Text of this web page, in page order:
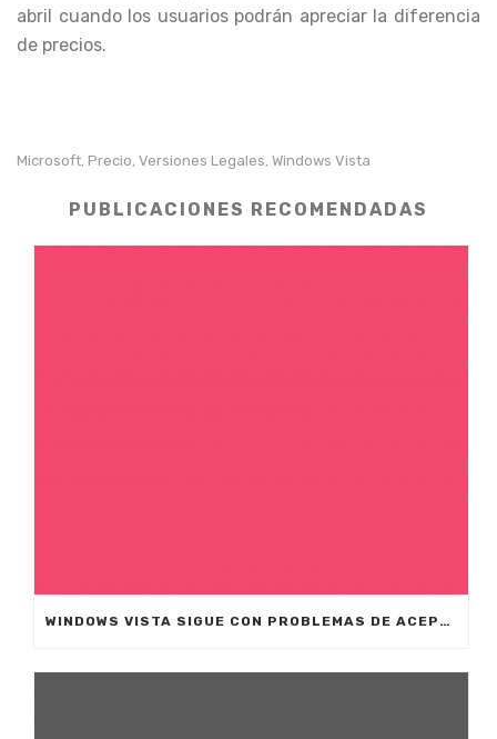
abril cuando los usuarios podrán apreciar la diferencia
de precios.
Microsoft, Precio, Versiones Legales, Windows Vista
PUBLICACIONES RECOMENDADAS
WINDOWS VISTA SIGUE CON PROBLEMAS DE ACEPTACIÓN